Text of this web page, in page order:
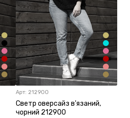
Арт: 212900
Светр оверсайз в'язаний,
чорний 212900